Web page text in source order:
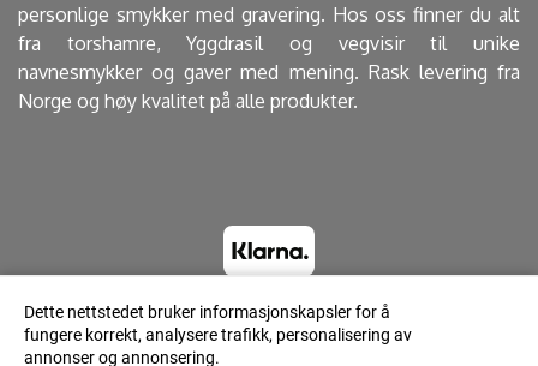
Dette nettstedet bruker informasjonskapsler for å
fungere korrekt, analysere trafikk, personalisering av
annonser og annonsering.
personlige smykker med gravering. Hos oss finner du alt
fra torshamre, Yggdrasil og vegvisir til unike
navnesmykker og gaver med mening. Rask levering fra
Norge og høy kvalitet på alle produkter.
© 2023 Lyrdesign.no - Powered by Mystore.no